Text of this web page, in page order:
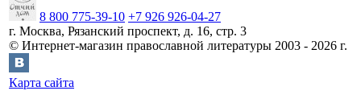
8 800 775-39-10 +7 926 926-04-27
г. Москва, Рязанский проспект, д. 16, стр. 3
© Интернет-магазин православной литературы 2003 - 2026 г.
Карта сайта